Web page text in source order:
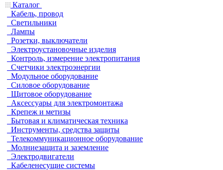
Каталог
Кабель, провод
Светильники
Лампы
Розетки, выключатели
Электроустановочные изделия
Контроль, измерение электропитания
Счетчики электроэнергии
Модульное оборудование
Силовое оборудование
Щитовое оборудование
Аксессуары для электромонтажа
Крепеж и метизы
Бытовая и климатическая техника
Инструменты, средства защиты
Телекоммуникационное оборудование
Молниезащита и заземление
Электродвигатели
Кабеленесущие системы